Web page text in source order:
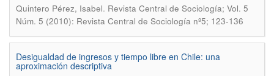
Quintero Pérez, Isabel. Revista Central de Sociología; Vol. 5
Núm. 5 (2010): Revista Central de Sociología nº5; 123-136
Desigualdad de ingresos y tiempo libre en Chile: una
aproximación descriptiva